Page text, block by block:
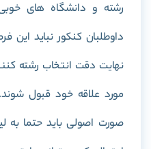
رشته و دانشگاه های
داوطلبان کنکور نباید این
نهایت دقت انتخاب رشته
مورد علاقه خود قبول
صورت اصولی باید حتما